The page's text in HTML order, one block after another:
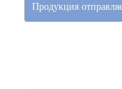
Продукция